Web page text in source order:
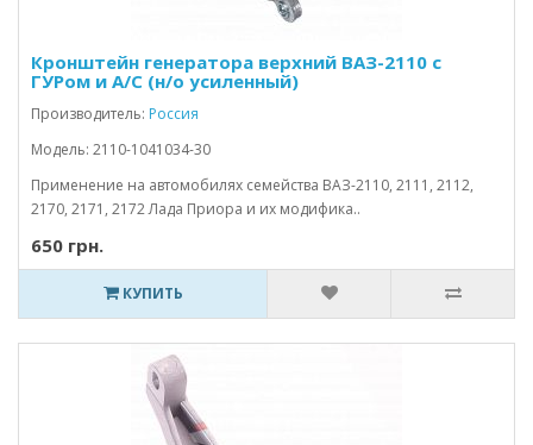
Кронштейн генератора верхний ВАЗ-2110 с
ГУРом и А/С (н/о усиленный)
Производитель: Россия
Модель: 2110-1041034-30
Применение на автомобилях семейства ВАЗ-2110, 2111, 2112,
2170, 2171, 2172 Лада Приора и их модифика..
650 грн.
КУПИТЬ